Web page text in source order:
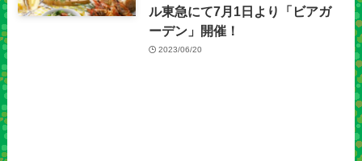
ル東急にて7月1日より「ビアガ
ーデン」開催！
2023/06/20